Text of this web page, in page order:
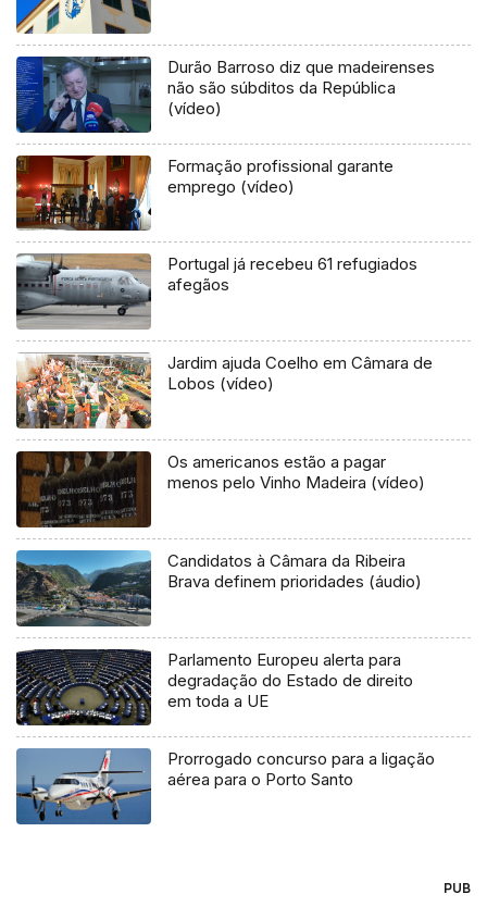
Durão Barroso diz que madeirenses
não são súbditos da República
(vídeo)
Formação profissional garante
emprego (vídeo)
Portugal já recebeu 61 refugiados
afegãos
Jardim ajuda Coelho em Câmara de
Lobos (vídeo)
Os americanos estão a pagar
menos pelo Vinho Madeira (vídeo)
Candidatos à Câmara da Ribeira
Brava definem prioridades (áudio)
Parlamento Europeu alerta para
degradação do Estado de direito
em toda a UE
Prorrogado concurso para a ligação
aérea para o Porto Santo
PUB